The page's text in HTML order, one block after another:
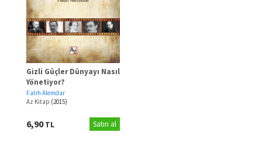
Gizli Güçler Dünyayı Nasıl
Yönetiyor?
Fatih Alemdar
Az Kitap (2015)
6,90TL Satın al